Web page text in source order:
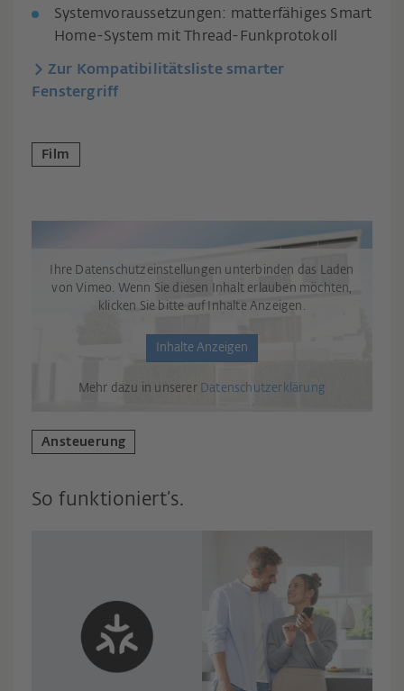
Systemvoraussetzungen: matterfähiges Smart
Home-System mit Thread-Funkprotokoll
Zur Kompatibilitätsliste smarter
Fenstergriff
Film
Ihre Datenschutzeinstellungen unterbinden das Laden
von Vimeo. Wenn Sie diesen Inhalt erlauben möchten,
klicken Sie bitte auf Inhalte Anzeigen.
Inhalte Anzeigen
Mehr dazu in unserer Datenschutzerklärung
Ansteuerung
So funktioniert’s.